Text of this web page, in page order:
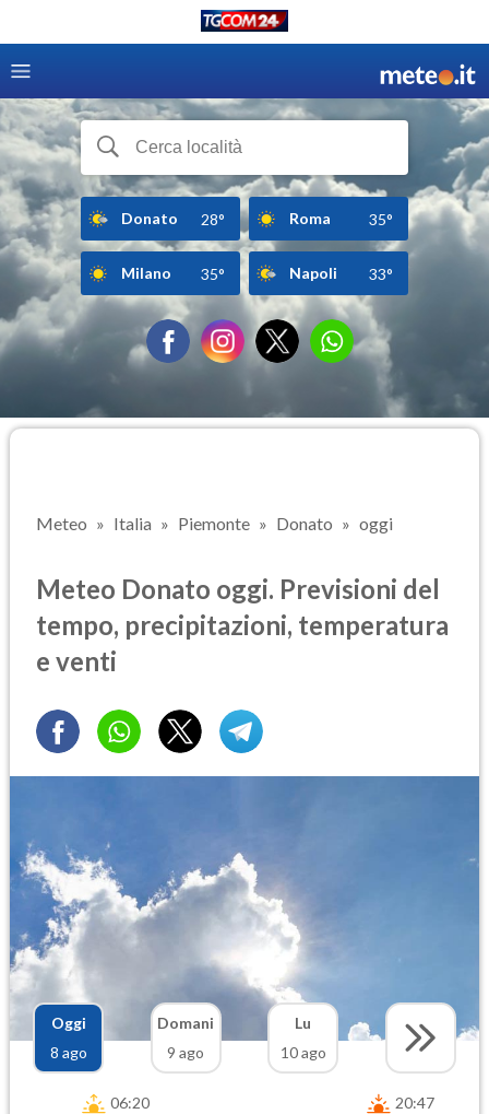
Donato 28° Roma 35°
Milano 35° Napoli 33°
Meteo Italia Piemonte Donato oggi
Meteo Donato oggi. Previsioni del
tempo, precipitazioni, temperatura
e venti
Oggi
8 ago
Domani
9 ago
Lu
10 ago
06:20 20:47